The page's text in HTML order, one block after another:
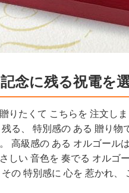
念に残る祝電を
りたくて こちらを 注文し
る、 特別感の ある 贈り
高級感の ある オルゴール
しい 音色を 奏でる オルゴ
の 特別感に 心を 惹かれ、